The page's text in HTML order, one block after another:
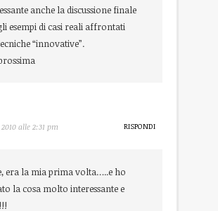
anche la discussione finale
esempi di casi reali affrontati
“innovative”.
alle 2:31 pm
era la mia prima volta…..e ho
la cosa molto interessante e
RISPONDI